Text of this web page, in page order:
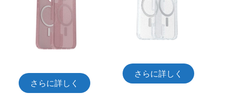
さらに詳しく
さらに詳しく